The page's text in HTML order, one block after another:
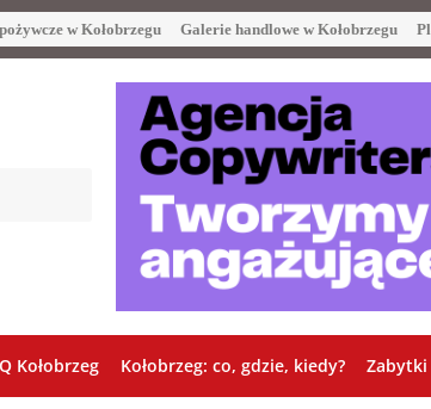
w Kołobrzegu Galerie handlowe w Kołobrzegu
Kołobrzeg Kołobrzeg: co, gdzie, kiedy? Zabytki